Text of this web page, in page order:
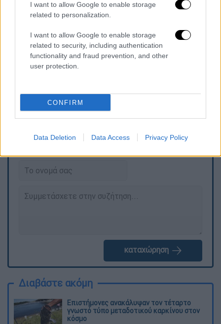
I want to allow Google to enable storage
related to personalization.
I want to allow Google to enable storage
related to security, including authentication
functionality and fraud prevention, and other
user protection.
CONFIRM
Data Deletion Data Access Privacy Policy
video
Τα σχολιά σας δημοσιεύονται άμεσα με δική σας ευθύνη. Το
ΕΘΝΟΣ θα παρεμβαίνει και τα προσβλητικά σχόλια θα
καταχώρηση
Διαβάστε ακόμη
Επιστήμονες ανακάλυψαν τον τέταρτο
γνωστό τύπο μεταδοτικού καρκίνου στον
κόσμο